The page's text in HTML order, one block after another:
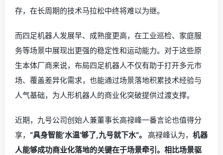
存，在长周期的技术马拉松中终将难以为继。
而四足机器人发展早、成熟度更高，在工业巡检、家庭服
务等场景中展现出更强的稳定性和运动能力。对于这些原
生本体厂商来说，布局四足机器人不仅有助于打开多元市
场、覆盖差异化需求，也能通过场景落地积累技术经验与
人气基础，为人形机器人的商业化突破提供过渡支撑。
近期，九号公司创始人兼董事长高禄峰一番言论也值得分
享， “具身智能‘水温’够了,九号就下水”。 高禄峰认为， 机器
人能够成功商业化落地的关键在于场景牵引。相比场景驱